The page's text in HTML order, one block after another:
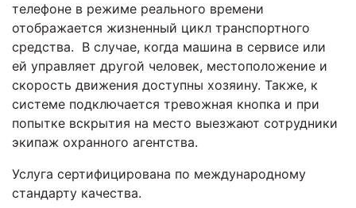
телефоне в режиме реального времени
отображается жизненный цикл транспортного
средства. В случае, когда машина в сервисе или
ей управляет другой человек, местоположение и
скорость движения доступны хозяину. Также, к
системе подключается тревожная кнопка и при
попытке вскрытия на место выезжают сотрудники
экипаж охранного агентства.
Услуга сертифицирована по международному
стандарту качества.